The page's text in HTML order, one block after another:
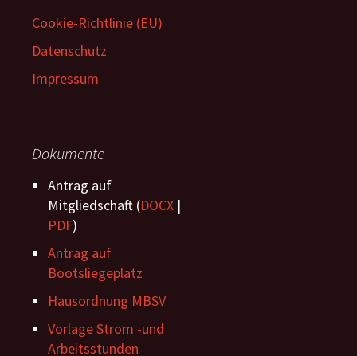
Cookie-Richtlinie (EU)
Datenschutz
Impressum
Dokumente
Antrag auf
Mitgliedschaft (DOCX |
PDF)
Antrag auf
Bootsliegeplatz
Hausordnung MBSV
Vorlage Strom -und
Arbeitsstunden